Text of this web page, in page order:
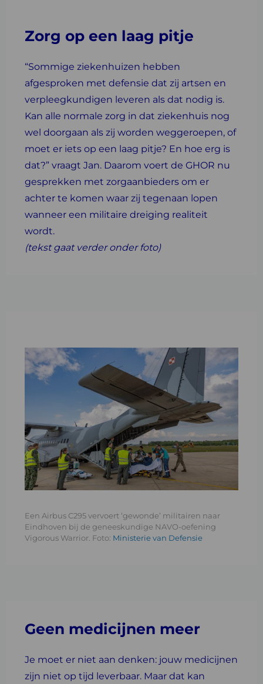
Zorg op een laag pitje
“Sommige ziekenhuizen hebben
afgesproken met defensie dat zij artsen en
verpleegkundigen leveren als dat nodig is.
Kan alle normale zorg in dat ziekenhuis nog
wel doorgaan als zij worden weggeroepen, of
moet er iets op een laag pitje? En hoe erg is
dat?” vraagt Jan. Daarom voert de GHOR nu
gesprekken met zorgaanbieders om er
achter te komen waar zij tegenaan lopen
wanneer een militaire dreiging realiteit
wordt.
(tekst gaat verder onder foto)
Een Airbus C295 vervoert ‘gewonde’ militairen naar
Eindhoven bij de geneeskundige NAVO-oefening
Vigorous Warrior. Foto: Ministerie van Defensie
Geen medicijnen meer
Je moet er niet aan denken: jouw medicijnen
zijn niet op tijd leverbaar. Maar dat kan